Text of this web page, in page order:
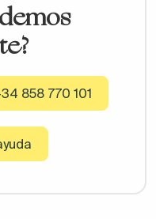
858 770 101